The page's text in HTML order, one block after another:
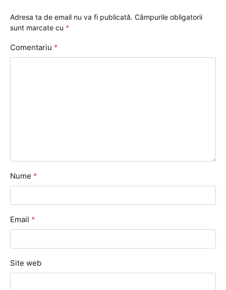
Adresa ta de email nu va fi publicată. Câmpurile obligatorii
sunt marcate cu *
Comentariu *
Nume *
Email *
Site web